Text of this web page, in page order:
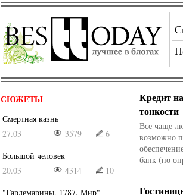
СЮЖЕТЫ
Смертная казнь
27.03
3579
6
Большой человек
20.03
4314
10
"Гардемарины, 1787. Мир"
Кредит
тонкости
Все чаще
возможно
банк (по